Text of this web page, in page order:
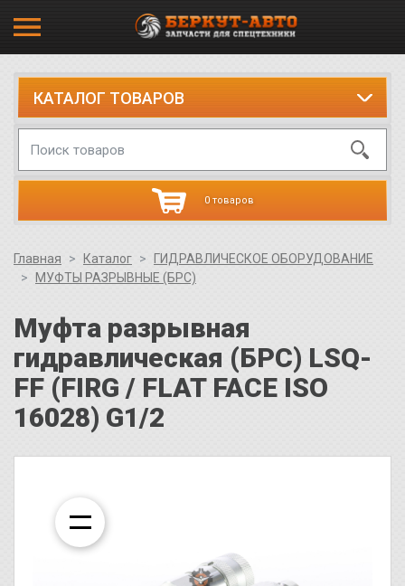
КАТАЛОГ ТОВАРОВ
0 товаров
Главная Каталог
ГИДРАВЛИЧЕСКОЕ ОБОРУДОВАНИЕ
МУФТЫ РАЗРЫВНЫЕ (БРС)
Муфта разрывная
гидравлическая (БРС) LSQ-
FF (FIRG / FLAT FACE ISO
16028) G1/2